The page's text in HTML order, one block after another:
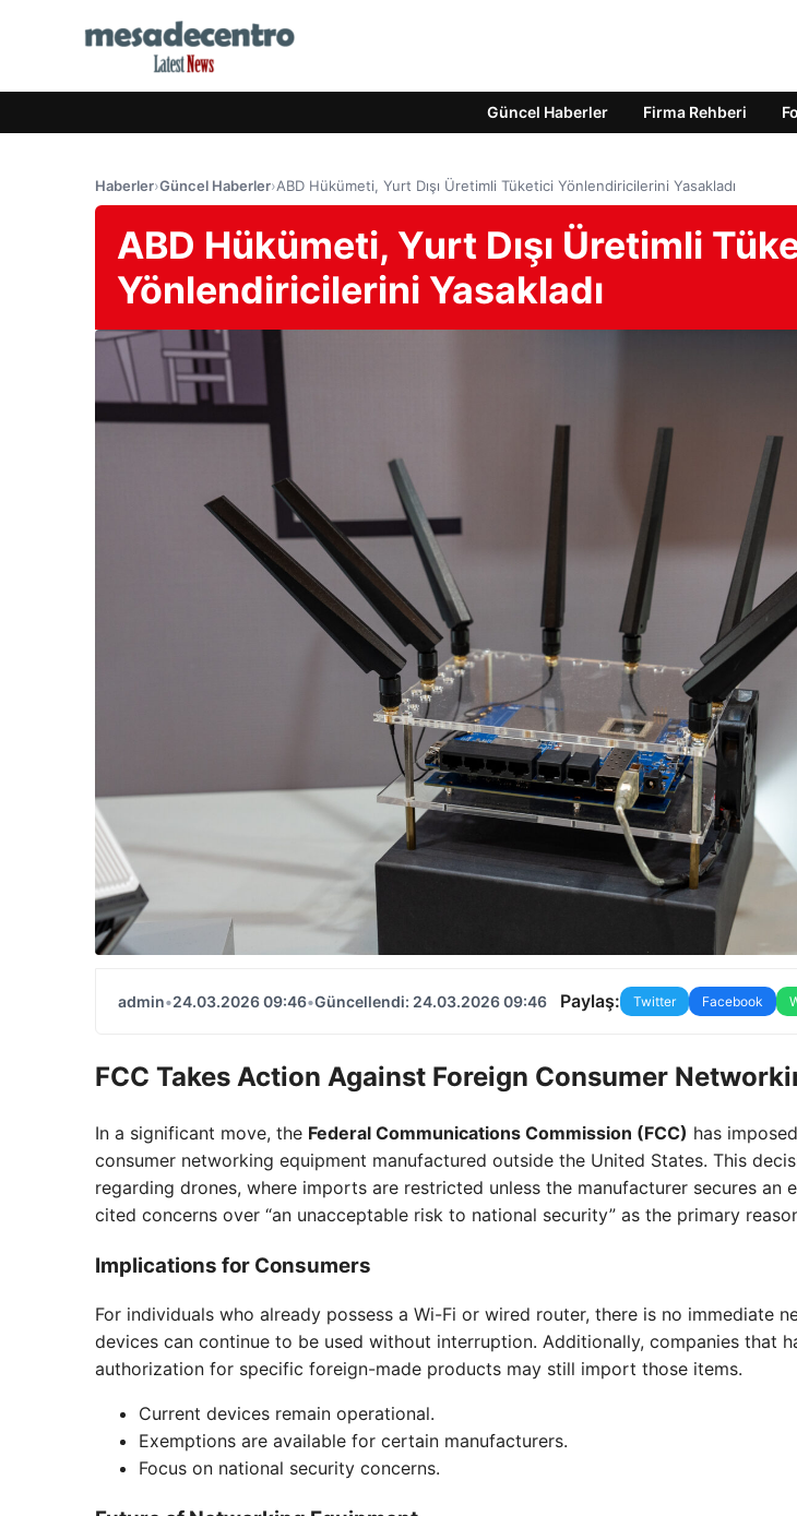
Güncel Haberler Firma Rehberi
Haberler›Güncel Haberler›ABD Hükümeti, Yurt Dışı Üretimli Tüketici Yönlendiricilerini Yasakladı
ABD Hükümeti, Yurt Dışı Üretimli
Yönlendiricilerini Yasakladı
admin•24.03.2026 09:46•Güncellendi: 24.03.2026 09:46 Paylaş: Twitter Facebook
FCC Takes Action Against Foreign Consumer
In a significant move, the Federal Communications Commission (FCC) has
consumer networking equipment manufactured outside the United States. This
regarding drones, where imports are restricted unless the manufacturer secures an
cited concerns over “an unacceptable risk to national security” as the primary
Implications for Consumers
For individuals who already possess a Wi-Fi or wired router, there is no immediate
devices can continue to be used without interruption. Additionally, companies that
authorization for specific foreign-made products may still import those items.
Current devices remain operational.
Exemptions are available for certain manufacturers.
Focus on national security concerns.